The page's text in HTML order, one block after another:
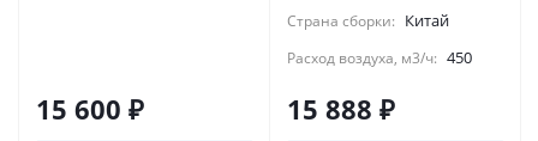
15 600 ₽
Страна сборки: Китай
Расход воздуха, м3/ч: 450
15 888 ₽